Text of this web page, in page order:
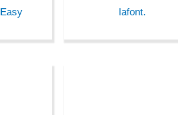
lafont.